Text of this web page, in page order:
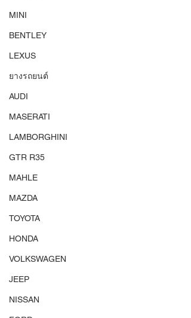
MINI
BENTLEY
LEXUS
ยางรถยนต์
AUDI
MASERATI
LAMBORGHINI
GTR R35
MAHLE
MAZDA
TOYOTA
HONDA
VOLKSWAGEN
JEEP
NISSAN